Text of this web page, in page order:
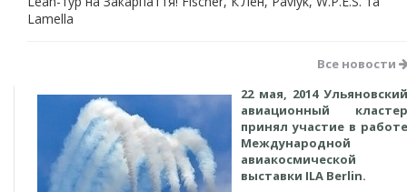
Lamella
Все новости
22 мая, 2014 Ульяновский
авиационный кластер
принял участие в работе
Международной
авиакосмической
выставки ILA Berlin.